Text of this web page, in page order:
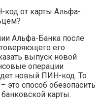
от карты Альфа-
Альфа-Банка после
его
выпуск новой
операции
новый ПИН-код. То
это способ обезопасить
карты.